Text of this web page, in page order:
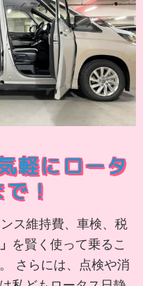
軽にロータ
！
ス維持費、車検、税
を賢く使って乗るこ
さらには、点検や消